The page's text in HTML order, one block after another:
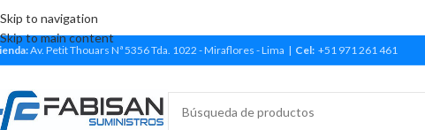
Skip to navigation
Skip to main content
Av. Petit Thouars Nª 5356 Tda. 1022 - Miraflores - Lima | Cel: +51 971 261 461